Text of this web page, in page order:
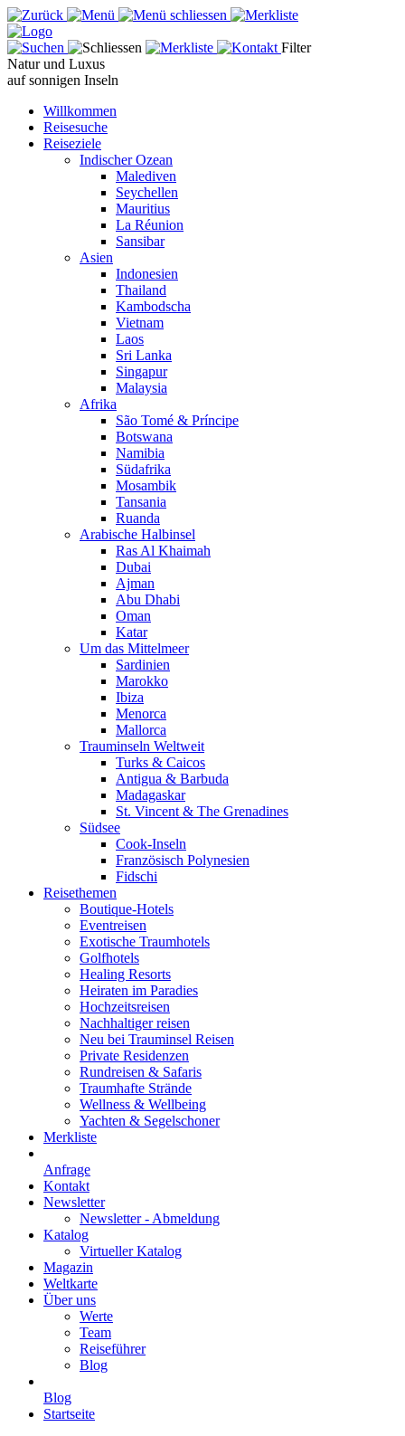
Filter
Natur und Luxus
auf sonnigen Inseln
Willkommen
Reisesuche
Reiseziele
Indischer Ozean
Malediven
Seychellen
Mauritius
La Réunion
Sansibar
Asien
Indonesien
Thailand
Kambodscha
Vietnam
Laos
Sri Lanka
Singapur
Malaysia
Afrika
São Tomé & Príncipe
Botswana
Namibia
Südafrika
Mosambik
Tansania
Ruanda
Arabische Halbinsel
Ras Al Khaimah
Dubai
Ajman
Abu Dhabi
Oman
Katar
Um das Mittelmeer
Sardinien
Marokko
Ibiza
Menorca
Mallorca
Trauminseln Weltweit
Turks & Caicos
Antigua & Barbuda
Madagaskar
St. Vincent & The Grenadines
Südsee
Cook-Inseln
Französisch Polynesien
Fidschi
Reisethemen
Boutique-Hotels
Eventreisen
Exotische Traumhotels
Golfhotels
Healing Resorts
Heiraten im Paradies
Hochzeitsreisen
Nachhaltiger reisen
Neu bei Trauminsel Reisen
Private Residenzen
Rundreisen & Safaris
Traumhafte Strände
Wellness & Wellbeing
Yachten & Segelschoner
Merkliste
Anfrage
Kontakt
Newsletter
Newsletter - Abmeldung
Katalog
Virtueller Katalog
Magazin
Weltkarte
Über uns
Werte
Team
Reiseführer
Blog
Blog
Startseite